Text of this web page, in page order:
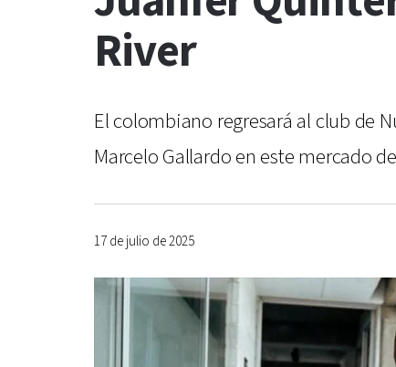
River
El colombiano regresará al club de
Marcelo Gallardo en este mercado
17 de julio de 2025